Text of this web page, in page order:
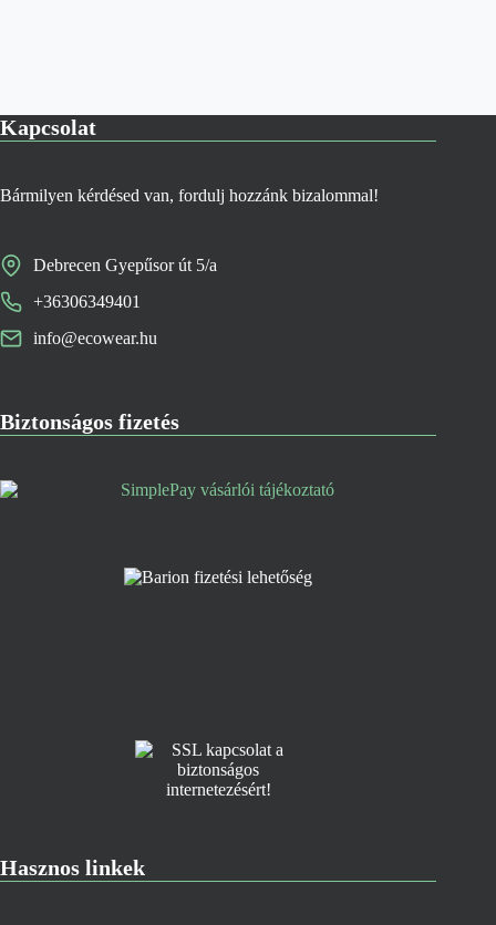
Kapcsolat
Bármilyen kérdésed van, fordulj hozzánk bizalommal!
Debrecen Gyepűsor út 5/a
+36306349401
info@ecowear.hu
Biztonságos fizetés
Hasznos linkek